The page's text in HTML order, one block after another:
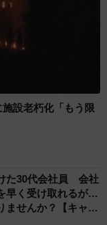
設老朽化「もう限
た30代会社員 会社
早く受け取れるが…
ませんか？【キャリ